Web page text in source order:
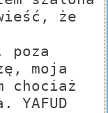
że
poza
moja
chociaż